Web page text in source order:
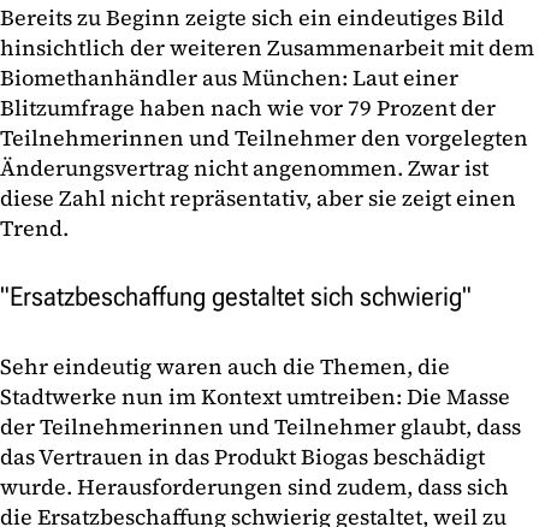
Bereits zu Beginn zeigte sich ein eindeutiges Bild
hinsichtlich der weiteren Zusammenarbeit mit dem
Biomethanhändler aus München: Laut einer
Blitzumfrage haben nach wie vor 79 Prozent der
Teilnehmerinnen und Teilnehmer den vorgelegten
Änderungsvertrag nicht angenommen. Zwar ist
diese Zahl nicht repräsentativ, aber sie zeigt einen
Trend.
"Ersatzbeschaffung gestaltet sich schwierig"
Sehr eindeutig waren auch die Themen, die
Stadtwerke nun im Kontext umtreiben: Die Masse
der Teilnehmerinnen und Teilnehmer glaubt, dass
das Vertrauen in das Produkt Biogas beschädigt
wurde. Herausforderungen sind zudem, dass sich
die Ersatzbeschaffung schwierig gestaltet, weil zu